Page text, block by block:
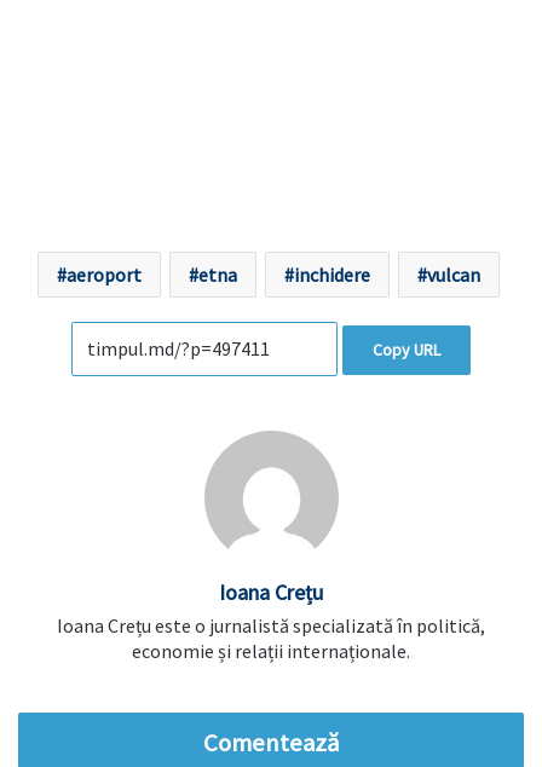
aeroport etna inchidere vulcan
Copy URL
Ioana Crețu
Ioana Crețu este o jurnalistă specializată în politică,
economie și relații internaționale.
Comentează